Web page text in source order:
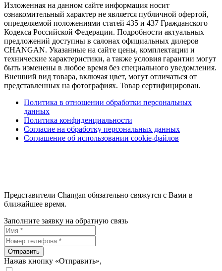
Изложенная на данном сайте информация носит
ознакомительный характер не является публичной офертой,
определяемой положениями статей 435 и 437 Гражданского
Кодекса Российской Федерации. Подробности актуальных
предложений доступны в салонах официальных дилеров
CHANGAN. Указанные на сайте цены, комплектации и
технические характеристики, а также условия гарантии могут
быть изменены в любое время без специального уведомления.
Внешний вид товара, включая цвет, могут отличаться от
представленных на фотографиях. Товар сертифицирован.
Политика в отношении обработки персональных
данных
Политика конфиденциальности
Согласие на обработку персональных данных
Соглашение об использовании cookie-файлов
Представители Changan обязательно свяжутся с Вами в
ближайшее время.
Заполните заявку на обратную связь
Отправить
Нажав кнопку «Отправить»,